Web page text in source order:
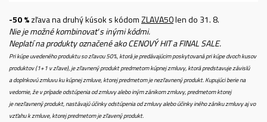
-50 %zľava na druhý kúsok s kódomZLAVA50len do 31. 8.
Nie je možné kombinovať s inými kódmi.
Neplatí na produkty označené ako CENOVÝ HIT a FINAL SALE.
Pri kúpe uvedeného produktu so zľavou 50%, ktorá je predávajúcim poskytovaná pri kúpe dvoch kusov
produktov (1+1 v zľave), je zľavnený produkt predmetom kúpnej zmluvy, ktorá predstavuje závislú
a doplnkovú zmluvu ku kúpnej zmluve, ktorej predmetom je nezľavnený produkt. Kupujúci berie na
vedomie, že v prípade odstúpenia od zmluvy alebo iným zánikom zmluvy, predmetom ktorej
je nezľavnený produkt, nastávajú účinky odstúpenia od zmluvy alebo účinky iného zániku zmluvy aj vo
vzťahu k zmluve, ktorej predmetom je zľavený produkt.